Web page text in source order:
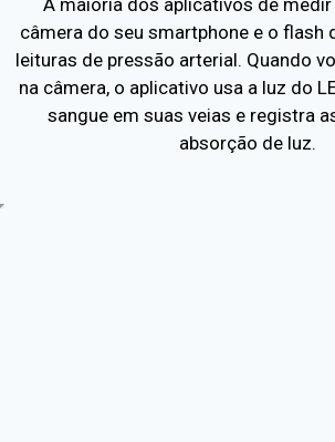
A maioria dos aplicativos de
câmera do seu smartphone e o flash
leituras de pressão arterial. Quando
na câmera, o aplicativo usa a luz do
sangue em suas veias e registra
absorção de luz.